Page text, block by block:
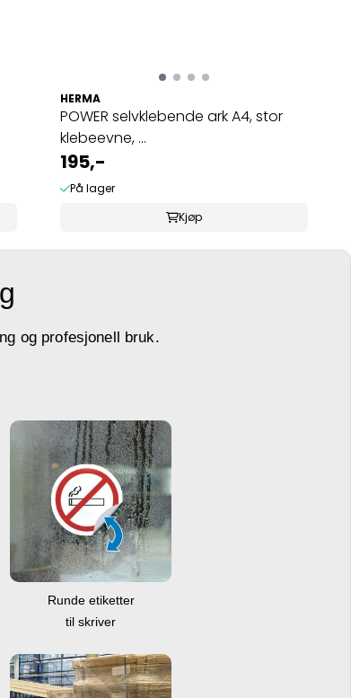
HERMA
POWER selvklebende ark A4, stor
klebeevne, ...
195,-
På lager
Kjøp
og profesjonell bruk.
Runde etiketter
til skriver